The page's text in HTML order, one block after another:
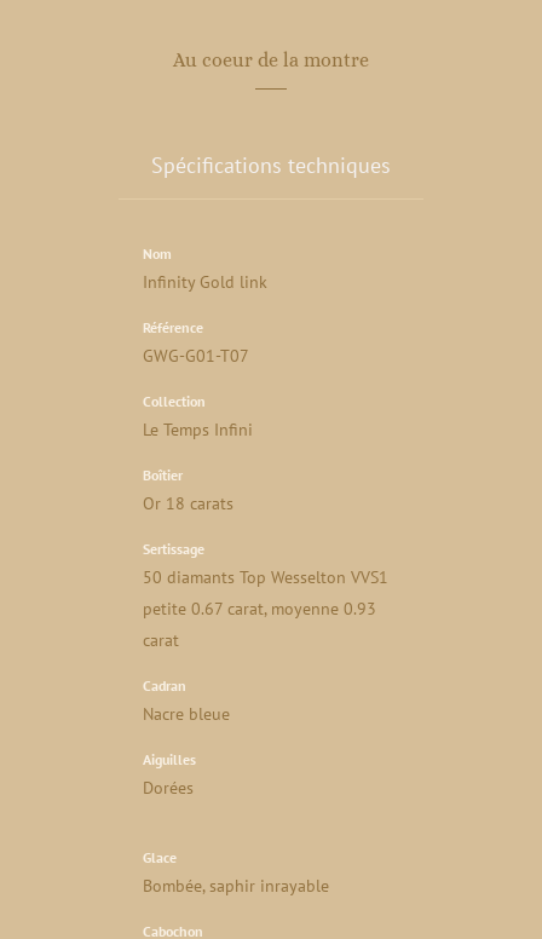
Au coeur de la montre
Spécifications techniques
Nom
Infinity Gold link
Référence
GWG-G01-T07
Collection
Le Temps Infini
Boîtier
Or 18 carats
Sertissage
50 diamants Top Wesselton VVS1
petite 0.67 carat, moyenne 0.93
carat
Cadran
Nacre bleue
Aiguilles
Dorées
Glace
Bombée, saphir inrayable
Cabochon